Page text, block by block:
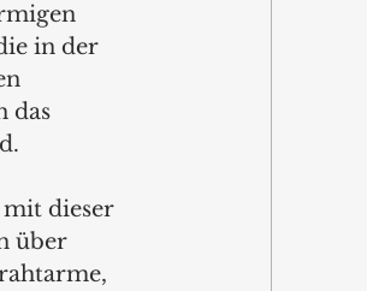
in der
das
mit dieser
über